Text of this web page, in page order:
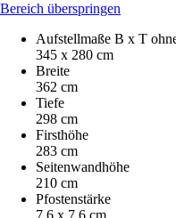
Bereich überspringen
Aufstellmaße B x T
345 x 280 cm
Breite
362 cm
Tiefe
298 cm
Firsthöhe
283 cm
Seitenwandhöhe
210 cm
Pfostenstärke
7,6 x 7,6 cm